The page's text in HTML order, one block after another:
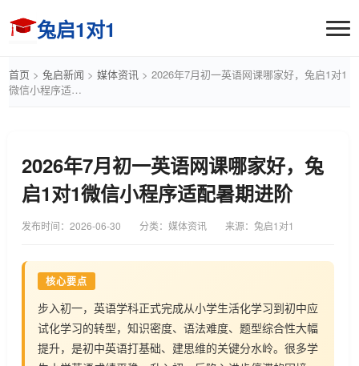
兔启1对1
首页 > 兔启新闻 > 媒体资讯 > 2026年7月初一英语网课哪家好，兔启1对1
微信小程序适…
2026年7月初一英语网课哪家好，兔
启1对1微信小程序适配暑期进阶
发布时间： 2026-06-30 分类：媒体资讯 来源：兔启1对1
核心要点
步入初一，英语学科正式完成从小学生活化学习到初中应
试化学习的转型，知识密度、语法难度、题型综合性大幅
提升，是初中英语打基础、建思维的关键分水岭。很多学